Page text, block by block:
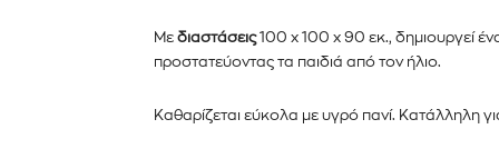
Με διαστάσεις100 x 100 x 90 εκ., δημιουργεί
προστατεύοντας τα παιδιά από τον ήλιο.
Καθαρίζεται εύκολα με υγρό πανί. Κατάλληλη